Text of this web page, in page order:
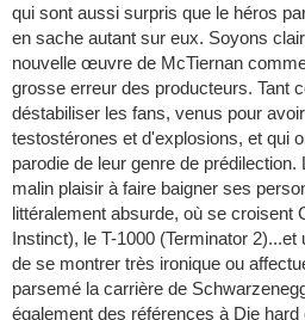
qui sont aussi surpris que le héros
en sache autant sur eux. Soyons
nouvelle œuvre de McTiernan
grosse erreur des producteurs. Tant
déstabiliser les fans, venus pour
testostérones et d'explosions, et qui
parodie de leur genre de
malin plaisir à faire baigner ses
littéralement absurde, où se croisent
Instinct), le T-1000 (Terminator
de se montrer très ironique ou
parsemé la carrière de
également des références à Die